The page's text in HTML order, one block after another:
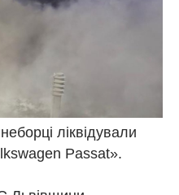
ліквідували
Passat».